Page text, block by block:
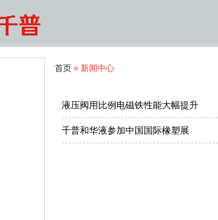
首页 » 新闻中心
液压阀用比例电磁铁性能大幅提升
千普和华液参加中国国际橡塑展